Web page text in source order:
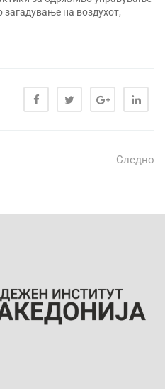
загадување на воздухот,
Следно